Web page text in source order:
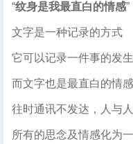
“纹身是我最直白的情感”
文字是一种记录的方式
它可以记录一件事的发
而文字也是最直白的情
往时通讯不发达，人与
所有的思念及情感化为